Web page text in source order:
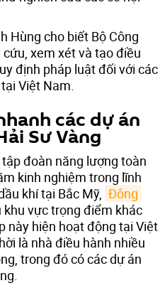
Hùng cho biết Bộ Công
xem xét và tạo điều
định pháp luật đối với các
Việt Nam.
các dự án
Sư Vàng
đoàn năng lượng toàn
kinh nghiệm trong lĩnh
khí tại Bắc Mỹ, Đông
khu vực trọng điểm khác
này hiện hoạt động tại Việt
là nhà điều hành nhiều
trong đó có các dự án